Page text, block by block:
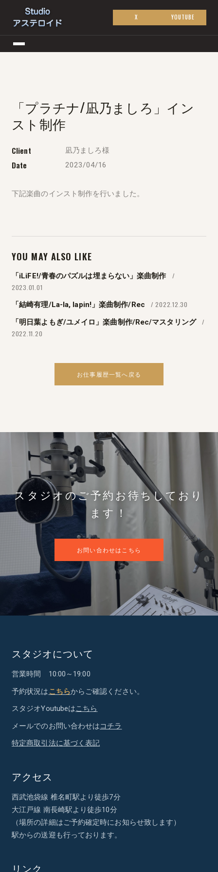
X YOUTUBE
「プラチナ/凪乃ましろ」イン
スト制作
Client 凪乃ましろ様
Date 2023/04/16
下記楽曲のインスト制作を行いました。
YOU MAY ALSO LIKE
「iLiFE!/青春のパズルは埋まらない」楽曲制作
/
2023.01.01
「結崎有理/La-la, lapin!」楽曲制作/Rec / 2022.12.30
「明日葉よもぎ/ユメイロ」楽曲制作/Rec/マスタリング
/
2022.11.20
お仕事履歴一覧へ戻る
スタジオのご予約お待ちしており
ます！
お問い合わせはこちら
スタジオについて
営業時間 10:00～19:00
予約状況はこちらからご確認ください。
スタジオYoutubeはこちら
メールでのお問い合わせはコチラ
特定商取引法に基づく表記
アクセス
西武池袋線 椎名町駅より徒歩7分
大江戸線 南長崎駅より徒歩10分
（場所の詳細はご予約確定時にお知らせ致します）
駅からの送迎も行っております。
リンク